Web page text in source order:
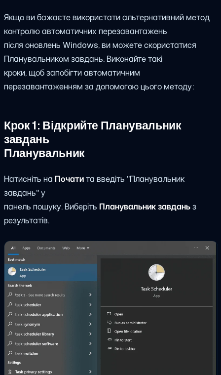
Якщо ви бажаєте використати альтернативний метод
контролю автоматичних перезавантажень
після оновлень Windows, ви можете скористатися
Планувальником завдань. Виконайте такі
кроки, щоб запобігти автоматичним
перезавантаженням за допомогою цього методу:
Крок 1: Відкрийте Планувальник
завдань
Планувальник
Натисніть на Початита введіть "Планувальник
завдань" у
панель пошуку. Виберіть Планувальник завданьз
результатів.